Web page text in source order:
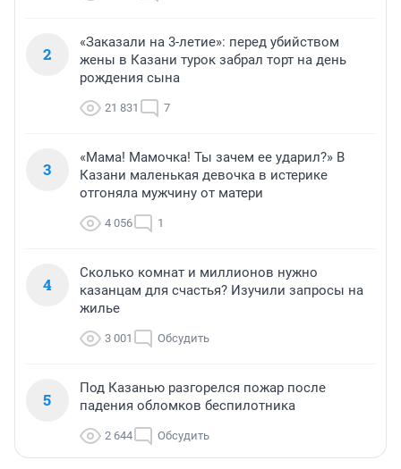
2
«Заказали на 3-летие»: перед убийством
жены в Казани турок забрал торт на день
рождения сына
21 831 7
3
«Мама! Мамочка! Ты зачем ее ударил?» В
Казани маленькая девочка в истерике
отгоняла мужчину от матери
4 056 1
4
Сколько комнат и миллионов нужно
казанцам для счастья? Изучили запросы на
жилье
3 001 Обсудить
5
Под Казанью разгорелся пожар после
падения обломков беспилотника
2 644 Обсудить